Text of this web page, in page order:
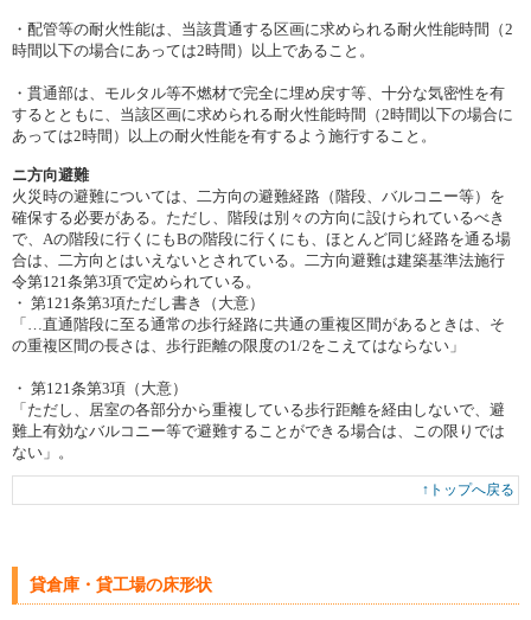
・配管等の耐火性能は、当該貫通する区画に求められる耐火性能時間（2
時間以下の場合にあっては2時間）以上であること。
・貫通部は、モルタル等不燃材で完全に埋め戻す等、十分な気密性を有
するとともに、当該区画に求められる耐火性能時間（2時間以下の場合に
あっては2時間）以上の耐火性能を有するよう施行すること。
ニ方向避難
火災時の避難については、二方向の避難経路（階段、バルコニー等）を
確保する必要がある。ただし、階段は別々の方向に設けられているべき
で、Aの階段に行くにもBの階段に行くにも、ほとんど同じ経路を通る場
合は、二方向とはいえないとされている。二方向避難は建築基準法施行
令第121条第3項で定められている。
・ 第121条第3項ただし書き（大意）
「…直通階段に至る通常の歩行経路に共通の重複区間があるときは、そ
の重複区間の長さは、歩行距離の限度の1/2をこえてはならない」
・ 第121条第3項（大意）
「ただし、居室の各部分から重複している歩行距離を経由しないで、避
難上有効なバルコニー等で避難することができる場合は、この限りでは
ない」。
↑トップへ戻る
貸倉庫・貸工場の床形状